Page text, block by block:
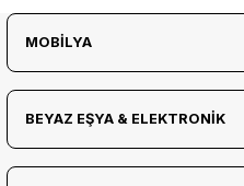
MOBİLYA
BEYAZ EŞYA & ELEKTRONİK